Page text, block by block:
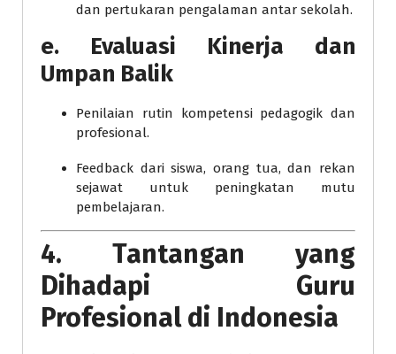
dan pertukaran pengalaman antar sekolah.
e. Evaluasi Kinerja dan
Umpan Balik
Penilaian rutin kompetensi pedagogik dan
profesional.
Feedback dari siswa, orang tua, dan rekan
sejawat untuk peningkatan mutu
pembelajaran.
4. Tantangan yang
Dihadapi Guru
Profesional di Indonesia